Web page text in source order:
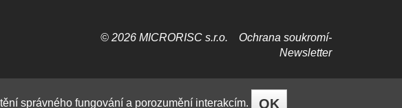
© 2026 MICRORISC s.r.o. Ochrana soukromí­
Newsletter
správného fungování a porozumění interakcím. OK